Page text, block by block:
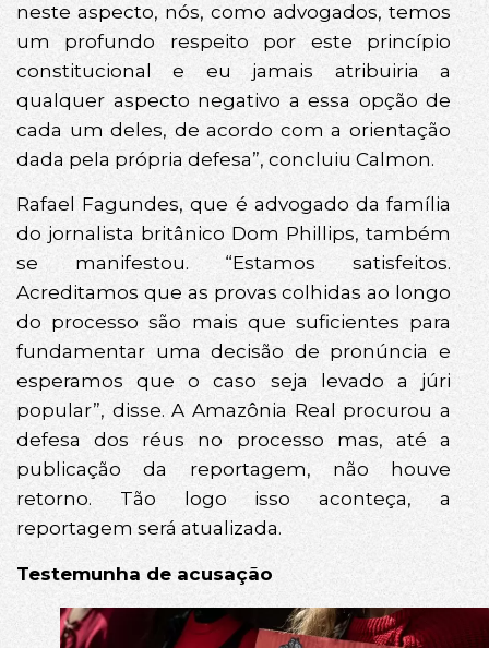
neste aspecto, nós, como advogados, temos
um profundo respeito por este princípio
constitucional e eu jamais atribuiria a
qualquer aspecto negativo a essa opção de
cada um deles, de acordo com a orientação
dada pela própria defesa”, concluiu Calmon.
Rafael Fagundes, que é advogado da família
do jornalista britânico Dom Phillips, também
se manifestou. “Estamos satisfeitos.
Acreditamos que as provas colhidas ao longo
do processo são mais que suficientes para
fundamentar uma decisão de pronúncia e
esperamos que o caso seja levado a júri
popular”, disse. A Amazônia Real procurou a
defesa dos réus no processo mas, até a
publicação da reportagem, não houve
retorno. Tão logo isso aconteça, a
reportagem será atualizada.
Testemunha de acusação